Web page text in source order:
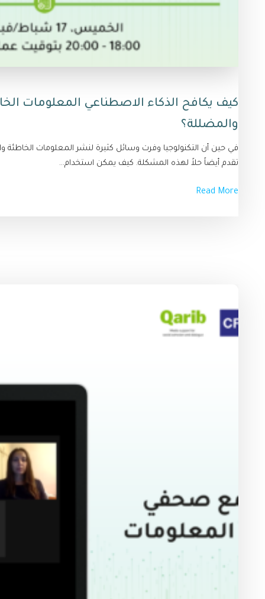
كيف يكافح الذكاء الاصطناعي المعلومات
والمضللة؟
في حين أن التكنولوجيا وفرت وسائل كثيرة لنشر المعلومات الخاطئة
تقدم أيضاً حلاً لهذه المشكلة. كيف يمكن استخدام...
Read More